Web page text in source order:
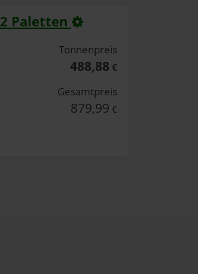
2 Paletten
Tonnenpreis
488,88 €
Gesamtpreis
879,99 €